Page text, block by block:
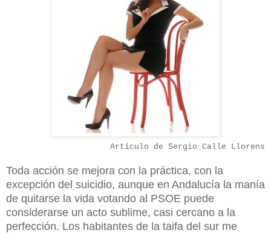
Artículo de Sergio Calle Llorens
Toda acción se mejora con la práctica, con la
excepción del suicidio, aunque en Andalucía la manía
de quitarse la vida votando al PSOE puede
considerarse un acto sublime, casi cercano a la
perfección. Los habitantes de la taifa del sur me